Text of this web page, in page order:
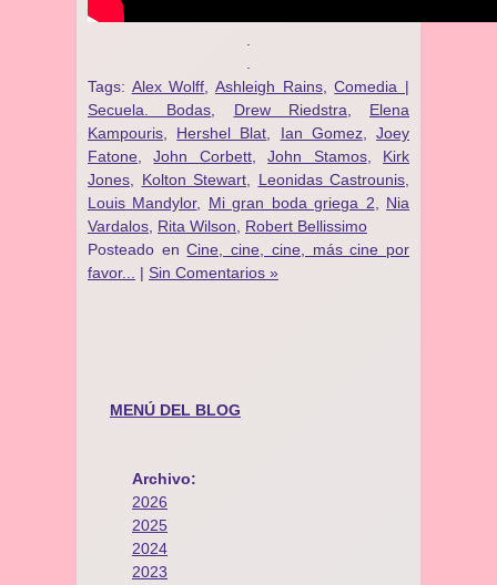
Tags: Alex Wolff ,Ashleigh Rains,Comedia |
Secuela. Bodas
Drew Riedstra
Elena
Kampouris
Hershel Blat Ian Gomez,Joey
Fatone ,John Corbett,John Stamos, Kirk
Jones
Kolton Stewart Leonidas Castrounis
Louis Mandylor, Mi gran boda griega 2
Nia
Vardalos Rita Wilson
Robert Bellissimo
Posteado enCine, cine, cine, más cine por
favor...
| Sin Comentarios »
MENÚ DEL BLOG
Archivo:
2026
2025
2024
2023